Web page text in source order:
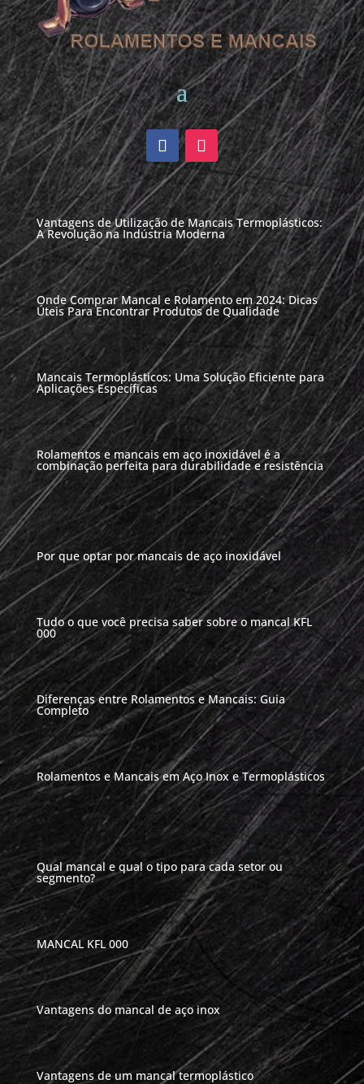
Vantagens de Utilização de Mancais Termoplásticos:
A Revolução na Indústria Moderna
Onde Comprar Mancal e Rolamento em 2024: Dicas
Úteis Para Encontrar Produtos de Qualidade
Mancais Termoplásticos: Uma Solução Eficiente para
Aplicações Específicas
Rolamentos e mancais em aço inoxidável é a
combinação perfeita para durabilidade e resistência
Por que optar por mancais de aço inoxidável
Tudo o que você precisa saber sobre o mancal KFL
000
Diferenças entre Rolamentos e Mancais: Guia
Completo
Rolamentos e Mancais em Aço Inox e Termoplásticos
Qual mancal e qual o tipo para cada setor ou
segmento?
MANCAL KFL 000
Vantagens do mancal de aço inox
Vantagens de um mancal termoplástico